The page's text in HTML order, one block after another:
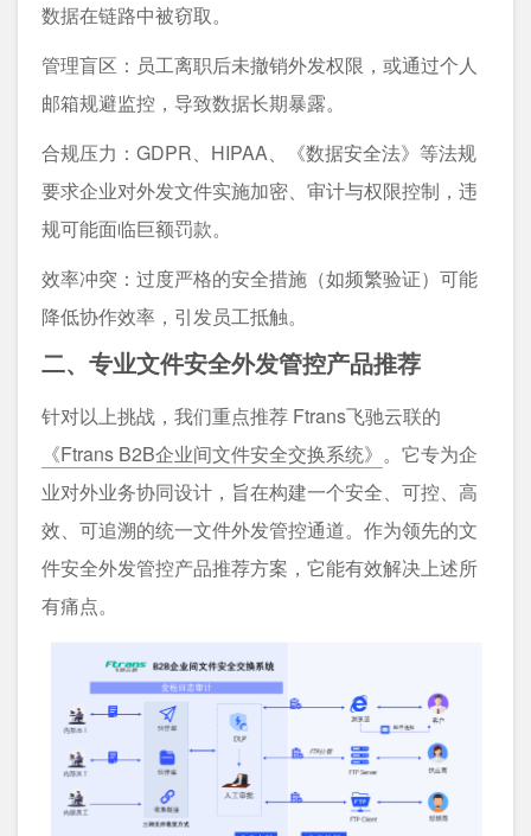
数据在链路中被窃取。
管理盲区：员工离职后未撤销外发权限，或通过个人
邮箱规避监控，导致数据长期暴露。
合规压力：GDPR、HIPAA、《数据安全法》等法规
要求企业对外发文件实施加密、审计与权限控制，违
规可能面临巨额罚款。
效率冲突：过度严格的安全措施（如频繁验证）可能
降低协作效率，引发员工抵触。
二、专业文件安全外发管控产品推荐
针对以上挑战，我们重点推荐 Ftrans飞驰云联的
《Ftrans B2B企业间文件安全交换系统》 。它专为企
业对外业务协同设计，旨在构建一个安全、可控、高
效、可追溯的统一文件外发管控通道。作为领先的文
件安全外发管控产品推荐方案，它能有效解决上述所
有痛点。